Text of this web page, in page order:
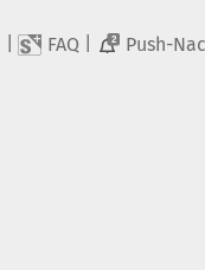
FAQ 2 Push-